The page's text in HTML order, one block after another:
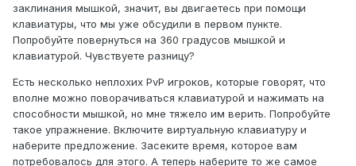
заклинания мышкой, значит, вы двигаетесь при помощи
клавиатуры, что мы уже обсудили в первом пункте.
Попробуйте повернуться на 360 градусов мышкой и
клавиатурой. Чувствуете разницу?
Есть несколько неплохих PvP игроков, которые говорят, что
вполне можно поворачиваться клавиатурой и нажимать на
способности мышкой, но мне тяжело им верить. Попробуйте
такое упражнение. Включите виртуальную клавиатуру и
наберите предложение. Засеките время, которое вам
потребовалось для этого. А теперь наберите то же самое